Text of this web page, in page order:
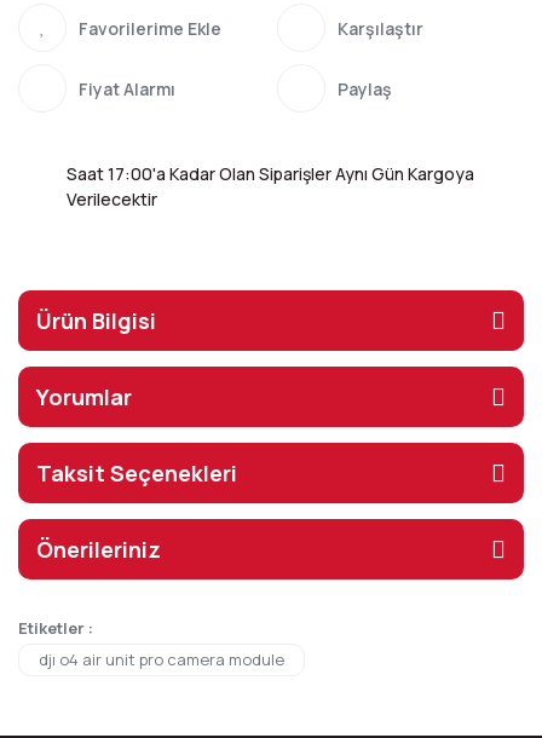
Karşılaştır
Fiyat Alarmı Paylaş
Saat 17:00'a Kadar Olan Siparişler Aynı Gün Kargoya
Verilecektir
Ürün Bilgisi
Yorumlar
Taksit Seçenekleri
Önerileriniz
Etiketler :
djı o4 air unit pro camera module